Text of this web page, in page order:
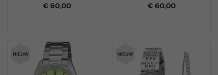
€ 60,00 € 60,00